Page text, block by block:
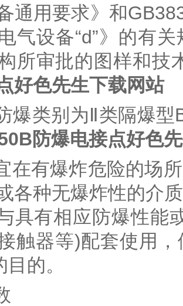
通用要求》和
气设备“d”》的有
所审批的图样和技
好色先生下载网站
爆类别为Ⅱ类隔爆型
防爆电接点好色
在有爆炸危险的场
各种无爆炸性的介
具有相应防爆性能
触器等)配套使用
的。